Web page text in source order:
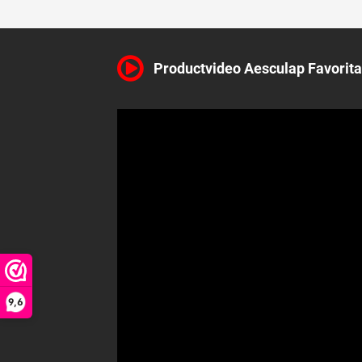
9,6
Let op! De Favorita opzetkammen zijn
ombouwen. Aesculap heeft hiervoor een speciaal setje gemaakt met
door de
De opzetkammenset bestaat uit 5 verschillende opzetkammen en
Productvideo Aesculap